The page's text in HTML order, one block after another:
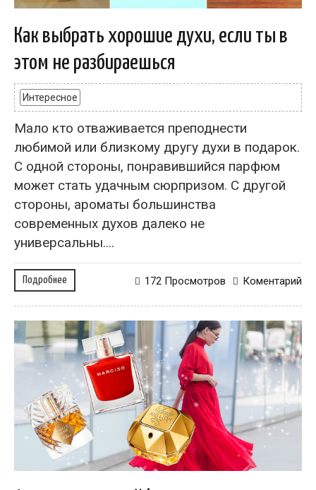
Как выбрать хорошие духи, если ты в
этом не разбираешься
Интересное
Мало кто отваживается преподнести
любимой или близкому другу духи в подарок.
С одной стороны, понравившийся парфюм
может стать удачным сюрпризом. С другой
стороны, ароматы большинства
современных духов далеко не
универсальны....
Подробнее Коментарий
172 Просмотров